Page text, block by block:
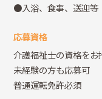
●入浴、食事、送迎等
応募資格
介護福祉士の資格を
未経験の方も応募可
普通運転免許必須